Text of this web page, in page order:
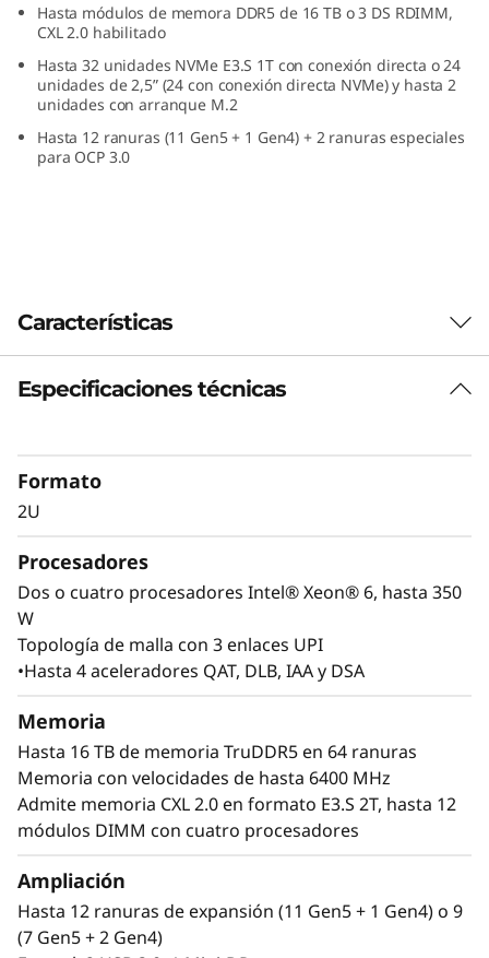
n
u
o
e
o
m
a
2
U
Hasta módulos de memora DDR5 de 16 TB o 3 DS RDIMM,
CXL 2.0 habilitado
Hasta 32 unidades NVMe E3.S 1T con conexión directa o 24
unidades de 2,5” (24 con conexión directa NVMe) y hasta 2
unidades con arranque M.2
Hasta 12 ranuras (11 Gen5 + 1 Gen4) + 2 ranuras especiales
para OCP 3.0
Características
Ejecute con confianza
CRM, plataformas de inteligencia empresarial y
virtualización son las cargas de trabajo que
ThinkSystem SR850 V4 está diseñado para
escalarse horizontal y verticalmente, con un
que ejecuta sus cargas de trabajo y da impulso
a su empresa. Con hasta cuatro procesadores
Intel® Xeon® 6, masiva capacidad de memoria:
y expansión disponible para hasta cuatro GPU
de tamaño completo y hasta 32 unidades,
escalar con confianza sus cargas de trabajo
más críticas en el ThinkSystem SR850 V4.
Especificaciones técnicas
Formato
2U
Procesadores
Dos o cuatro procesadores Intel® Xeon® 6, hasta 350
W
Topología de malla con 3 enlaces UPI
•Hasta 4 aceleradores QAT, DLB, IAA y DSA
Memoria
Hasta 16 TB de memoria TruDDR5 en 64 ranuras
Memoria con velocidades de hasta 6400 MHz
Admite memoria CXL 2.0 en formato E3.S 2T, hasta 12
módulos DIMM con cuatro procesadores
Ampliación
Hasta 12 ranuras de expansión (11 Gen5 + 1 Gen4) o 9
(7 Gen5 + 2 Gen4)